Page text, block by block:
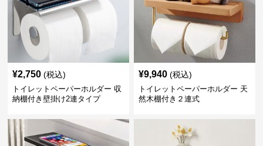
¥2,750 (税込)
トイレットペーパーホルダー 収
納棚付き壁掛け2連タイプ
¥9,940 (税込)
トイレットペーパーホルダー 天
然木棚付き２連式